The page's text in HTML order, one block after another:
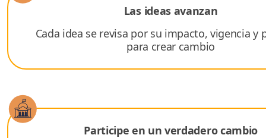
Las ideas avanzan
Cada idea se revisa por su impacto, vigencia y
para crear cambio
Participe en un verdadero cambio